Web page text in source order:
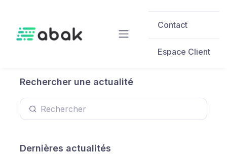
Contact
Espace Client
Rechercher une actualité
Dernières actualités